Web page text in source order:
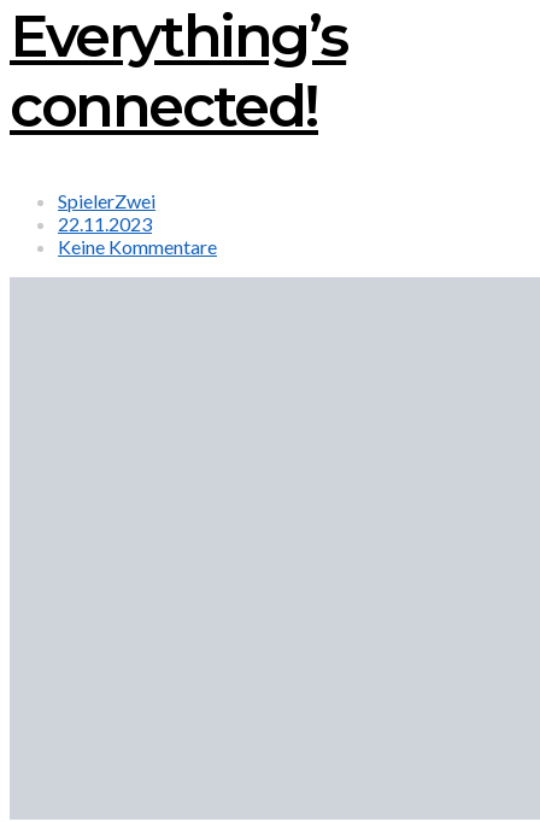
Everything’s
connected!
SpielerZwei
22.11.2023
Keine Kommentare